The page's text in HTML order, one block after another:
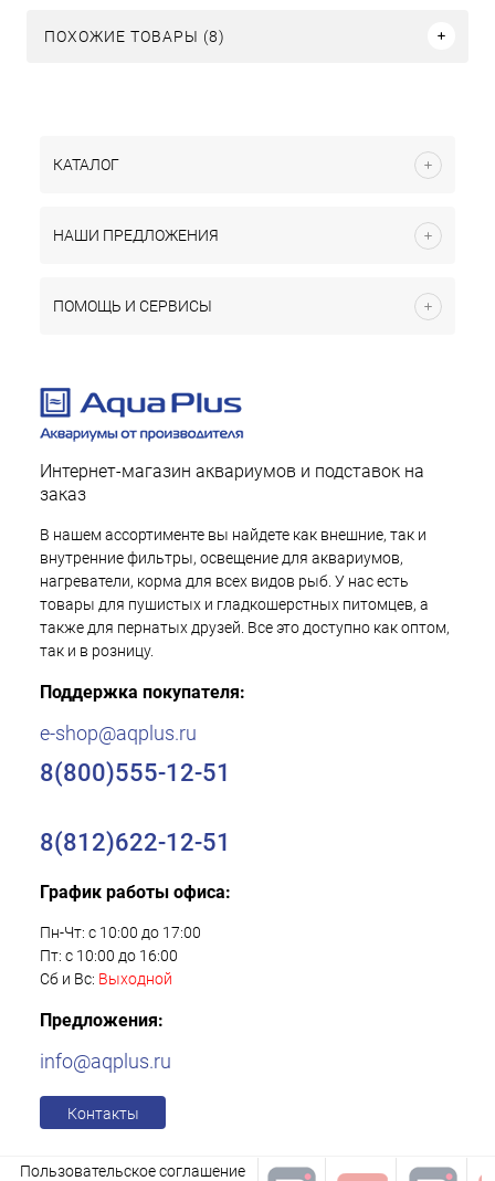
ПОХОЖИЕ ТОВАРЫ (8)
КАТАЛОГ
НАШИ ПРЕДЛОЖЕНИЯ
ПОМОЩЬ И СЕРВИСЫ
Интернет-магазин аквариумов и подставок на
заказ
В нашем ассортименте вы найдете как внешние, так и
внутренние фильтры, освещение для аквариумов,
нагреватели, корма для всех видов рыб. У нас есть
товары для пушистых и гладкошерстных питомцев, а
также для пернатых друзей. Все это доступно как оптом,
так и в розницу.
Поддержка покупателя:
e-shop@aqplus.ru
8(800)555-12-51
8(812)622-12-51
График работы офиса:
Пн-Чт: с 10:00 до 17:00
Пт: с 10:00 до 16:00
Сб и Вс: Выходной
Предложения:
info@aqplus.ru
Контакты
Пользовательское соглашение